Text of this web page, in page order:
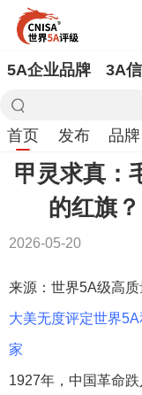
5A企业品牌 3A
首页 发布 品牌
甲灵求真：
的红旗
2026-05-20
来源：世界5A级高
大美无度评定世界
家
1927年，中国革命